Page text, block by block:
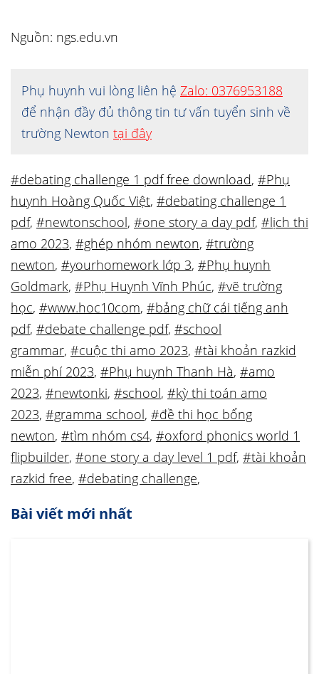
Nguồn: ngs.edu.vn
Phụ huynh vui lòng liên hệ Zalo: 0376953188
để nhận đầy đủ thông tin tư vấn tuyển sinh về
trường Newton tại đây
#debating challenge 1 pdf free download, #Phụ
huynh Hoàng Quốc Việt, #debating challenge 1
pdf, #newtonschool, #one story a day pdf, #lịch thi
amo 2023, #ghép nhóm newton, #trường
newton, #yourhomework lớp 3, #Phụ huynh
Goldmark, #Phụ Huynh Vĩnh Phúc, #vẽ trường
học, #www.hoc10com, #bảng chữ cái tiếng anh
pdf, #debate challenge pdf, #school
grammar, #cuộc thi amo 2023, #tài khoản razkid
miễn phí 2023, #Phụ huynh Thanh Hà, #amo
2023, #newtonki, #school, #kỳ thi toán amo
2023, #gramma school, #đề thi học bổng
newton, #tìm nhóm cs4, #oxford phonics world 1
flipbuilder, #one story a day level 1 pdf, #tài khoản
razkid free, #debating challenge,
Bài viết mới nhất